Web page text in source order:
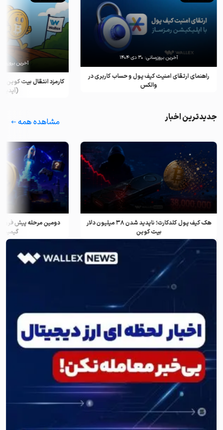
راهنمای ارتقای امنیت کیف پول و حساب کاربری در
والکس
آخرین بروزرسانی: ۳۰ دی ۱۴۰۴
کارمزد انتقال بیت کوین
(آپدیت
آخرین
جدیدترین اخبار مشاهده همه
هک کیف پول کلدکارت؛ ناپدید شدن ۳۸ میلیون دلار
بیت کوین
دومین مرحله پیش